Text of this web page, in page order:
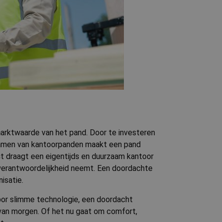
van het pand. Door te investeren
van kantoorpanden maakt een pand
draagt een eigentijds en duurzaam kantoor
neemt. Een doordachte
slimme technologie, een doordacht
morgen. Of het nu gaat om comfort,
Analytics - wat
om unieke
nummer
op
van de
video's die in
de
van
onthouden om
te verbeteren.
van de